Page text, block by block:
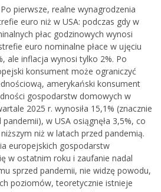
pierwsze, realne wynagrodzenia
euro niż w USA: podczas gdy w
płac godzinowych wynosi
euro nominalne płace w ujęciu
ale inflacja wynosi tylko 2%. Po
konsument może ograniczyć
amerykański konsument
gospodarstw domowych w
2025 r. wynosiła 15,1% (znacznie
w USA osiągnęła 3,5%, co
niż w latach przed pandemią.
europejskich gospodarstw
w ostatnim roku i zaufanie nadal
sprzed pandemii, nie widzę powodu,
poziomów, teoretycznie istnieje